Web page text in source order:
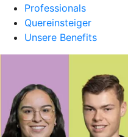
Professionals
Quereinsteiger
Unsere Benefits